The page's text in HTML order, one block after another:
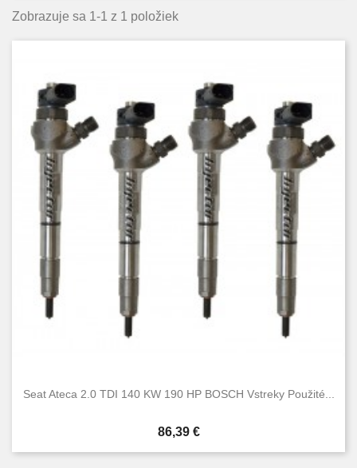
140 KW, 190 HP 1
Zobrazuje sa 1-1 z 1 položiek
Seat Ateca 2.0 TDI 140 KW 190 HP BOSCH Vstreky Použité...
Cena
86,39 €